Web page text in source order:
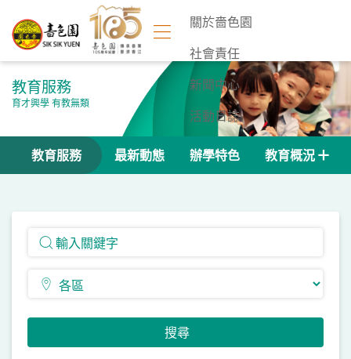
關於嗇色園
社會責任
新聞中心
活動日誌
聯絡我們
教育服務
育才興學 有教無類
教育服務 最新動態 辦學特色 教育概況
搜尋